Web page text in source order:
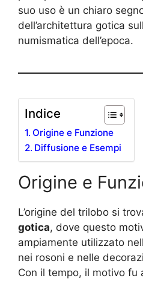
suo uso è un chiaro
dell’architettura gotica
numismatica dell’epoca.
Indice
Origine e Funzione
Diffusione e Esempi
Origine e
L’origine del trilobo si
gotica, dove questo
ampiamente utilizzato
nei rosoni e nelle
Con il tempo, il motivo